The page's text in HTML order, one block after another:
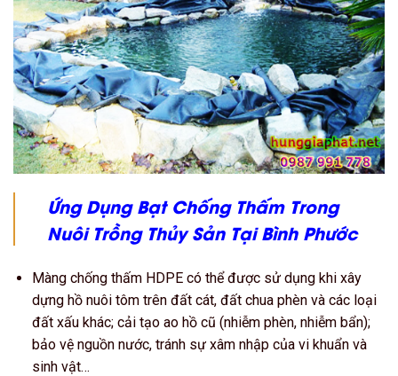
Ứng Dụng Bạt Chống Thấm Trong
Nuôi Trồng Thủy Sản Tại Bình Phước
Màng chống thấm HDPE có thể được sử dụng khi xây
dựng hồ nuôi tôm trên đất cát, đất chua phèn và các loại
đất xấu khác; cải tạo ao hồ cũ (nhiễm phèn, nhiễm bẩn);
bảo vệ nguồn nước, tránh sự xâm nhập của vi khuẩn và
sinh vật…